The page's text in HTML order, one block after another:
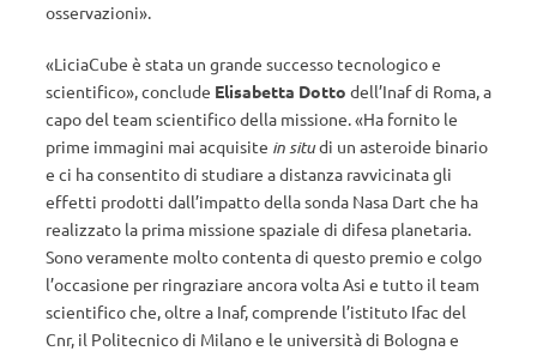
osservazioni».
«LiciaCube è stata un grande successo tecnologico e
scientifico», conclude Elisabetta Dotto dell’Inaf di Roma, a
capo del team scientifico della missione. «Ha fornito le
prime immagini mai acquisite in situdi un asteroide binario
e ci ha consentito di studiare a distanza ravvicinata gli
effetti prodotti dall’impatto della sonda Nasa Dart che ha
realizzato la prima missione spaziale di difesa planetaria.
Sono veramente molto contenta di questo premio e colgo
l’occasione per ringraziare ancora volta Asi e tutto il team
scientifico che, oltre a Inaf, comprende l’istituto Ifac del
Cnr, il Politecnico di Milano e le università di Bologna e